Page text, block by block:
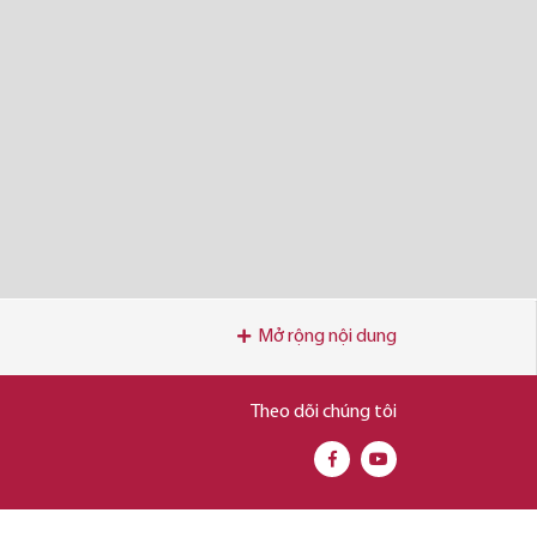
Mở rộng nội dung
Theo dõi chúng tôi